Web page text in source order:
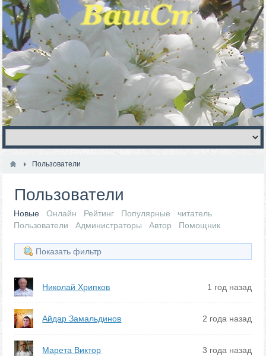
Пользователи
Пользователи
Новые Онлайн Рейтинг Популярные
читатель
Пользователи
Администраторы Автор Помощник
Показать фильтр
Николай Хрипков 1 год назад
Айдар Замальдинов 2 года назад
Марета Виктор 3 года назад